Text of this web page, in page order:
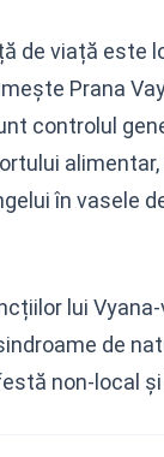
de viață este
Prana
controlul
în vasele
lui
de
non-local